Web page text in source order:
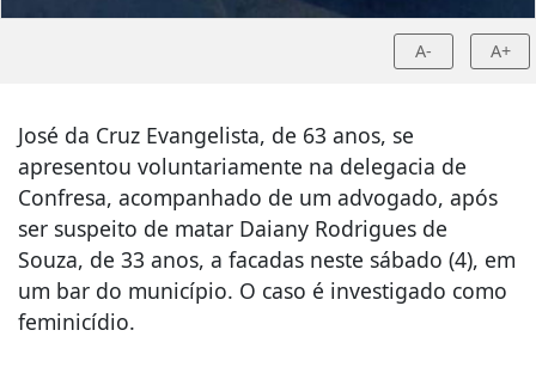
A- A+
José da Cruz Evangelista, de 63 anos, se
apresentou voluntariamente na delegacia de
Confresa, acompanhado de um advogado, após
ser suspeito de matar Daiany Rodrigues de
Souza, de 33 anos, a facadas neste sábado (4), em
um bar do município. O caso é investigado como
feminicídio.